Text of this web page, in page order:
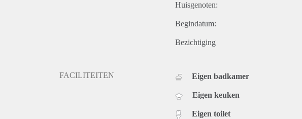
Huisgenoten:
Begindatum:
Bezichtiging
FACILITEITEN Eigen badkamer
Eigen keuken
Eigen toilet